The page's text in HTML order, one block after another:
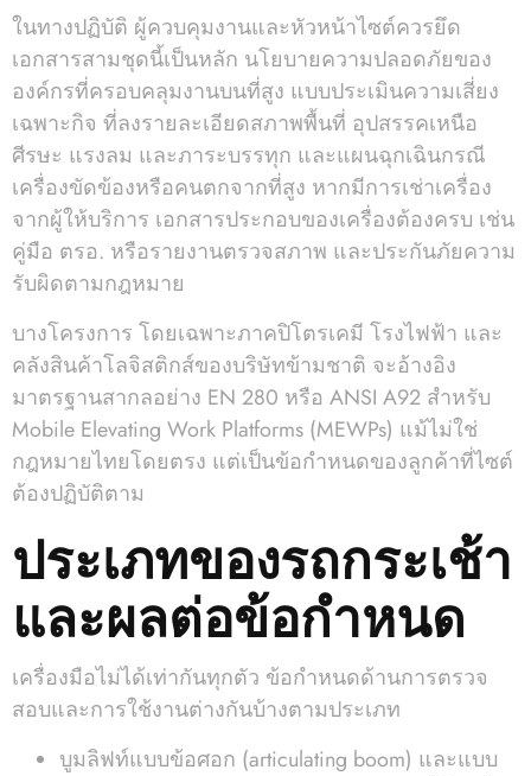
ในทางปฏิบัติ ผู้ควบคุมงานและหัวหน้าไซต์ควรยึด
เอกสารสามชุดนี้เป็นหลัก นโยบายความปลอดภัยของ
องค์กรที่ครอบคลุมงานบนที่สูง แบบประเมินความเสี่ยง
เฉพาะกิจ ที่ลงรายละเอียดสภาพพื้นที่ อุปสรรคเหนือ
ศีรษะ แรงลม และภาระบรรทุก และแผนฉุกเฉินกรณี
เครื่องขัดข้องหรือคนตกจากที่สูง หากมีการเช่าเครื่อง
จากผู้ให้บริการ เอกสารประกอบของเครื่องต้องครบ เช่น
คู่มือ ตรอ. หรือรายงานตรวจสภาพ และประกันภัยความ
รับผิดตามกฎหมาย
บางโครงการ โดยเฉพาะภาคปิโตรเคมี โรงไฟฟ้า และ
คลังสินค้าโลจิสติกส์ของบริษัทข้ามชาติ จะอ้างอิง
มาตรฐานสากลอย่าง EN 280 หรือ ANSI A92 สำหรับ
Mobile Elevating Work Platforms (MEWPs) แม้ไม่ใช่
กฎหมายไทยโดยตรง แต่เป็นข้อกำหนดของลูกค้าที่ไซต์
ต้องปฏิบัติตาม
ประเภทของรถกระเช้า
และผลต่อข้อกำหนด
เครื่องมือไม่ได้เท่ากันทุกตัว ข้อกำหนดด้านการตรวจ
สอบและการใช้งานต่างกันบ้างตามประเภท
บูมลิฟท์แบบข้อศอก (articulating boom) และแบบ